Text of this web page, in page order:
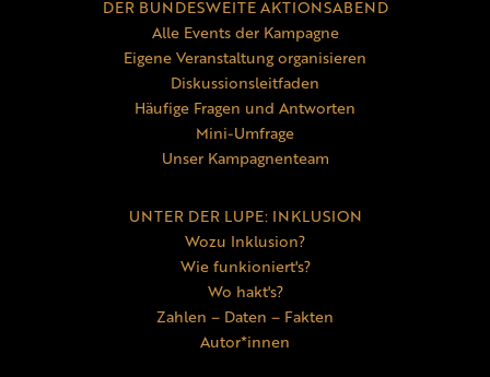
DER BUNDESWEITE AKTIONSABEND
Alle Events der Kampagne
Eigene Veranstaltung organisieren
Diskussionsleitfaden
Häufige Fragen und Antworten
Mini-Umfrage
Unser Kampagnenteam
UNTER DER LUPE: INKLUSION
Wozu Inklusion?
Wie funkioniert's?
Wo hakt's?
Zahlen – Daten – Fakten
Autor*innen